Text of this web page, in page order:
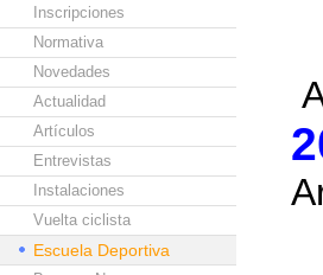
Inscripciones
Normativa
Novedades
Actualidad
Artículos
Entrevistas
Instalaciones
Vuelta ciclista
Escuela Deportiva